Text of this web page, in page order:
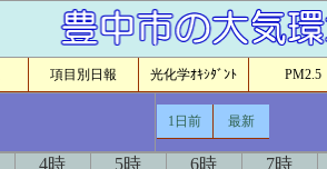
項目別日報 光化学ｵｷｼﾀﾞﾝﾄ PM2.5
1日前 最新
4時 5時 6時 7時